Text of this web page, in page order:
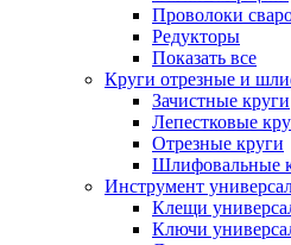
Проволоки
Редукторы
Показать все
Круги отрезные и
Зачистные круги
Лепестковые
Отрезные круги
Шлифовальные
Инструмент
Клещи
Ключи